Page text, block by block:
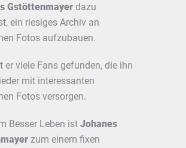
Gstöttenmayer dazu
ein riesiges Archiv an
Fotos aufzubauen.
er viele Fans gefunden, die ihn
mit interessanten
Fotos versorgen.
Besser Leben ist Johanes
zum einem fixen